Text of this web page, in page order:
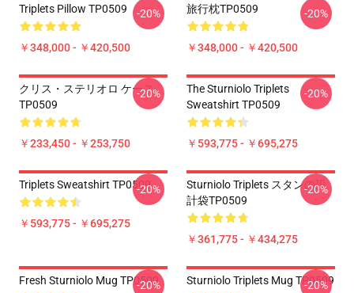
Triplets Pillow TP0509
￥348,000 - ￥420,500
-20% 旅行枕TP0509
￥348,000 - ￥420,500
-20%
クリス・ステリオロ ケース
TP0509
￥233,450 - ￥253,750
-20%
The Sturniolo Triplets
Sweatshirt TP0509
￥593,775 - ￥695,275
-20%
Triplets Sweatshirt TP0509
￥593,775 - ￥695,275
-20%
Sturniolo Triplets スタンの設
計袋TP0509
￥361,775 - ￥434,275
-20%
Fresh Sturniolo Mug TP0509
-20% Sturniolo Triplets Mug TP0509
-20%